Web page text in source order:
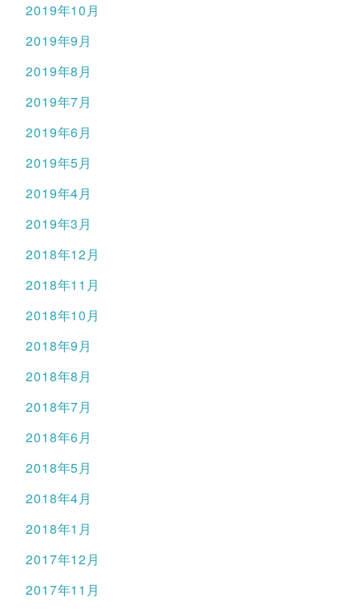
2019年10月
2019年9月
2019年8月
2019年7月
2019年6月
2019年5月
2019年4月
2019年3月
2018年12月
2018年11月
2018年10月
2018年9月
2018年8月
2018年7月
2018年6月
2018年5月
2018年4月
2018年1月
2017年12月
2017年11月